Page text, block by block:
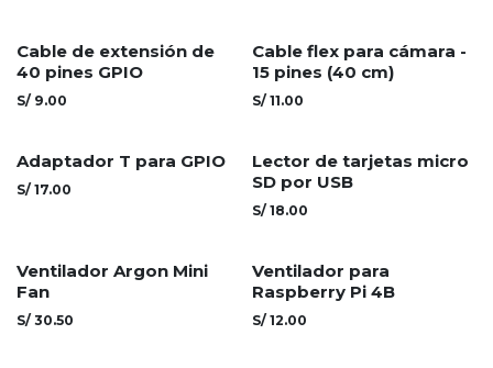
Cable de extensión de
40 pines GPIO
S/ 9.00
Cable flex para cámara -
15 pines (40 cm)
S/ 11.00
Adaptador T para GPIO
S/ 17.00
Lector de tarjetas micro
SD por USB
S/ 18.00
Agotado
Ventilador Argon Mini
Fan
S/ 30.50
Agotado
Ventilador para
Raspberry Pi 4B
S/ 12.00